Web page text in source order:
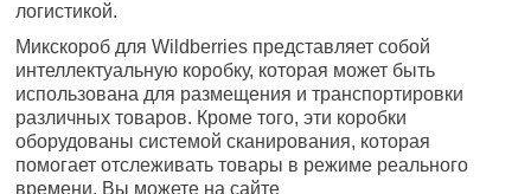
логистикой.
Микскороб для Wildberries представляет собой
интеллектуальную коробку, которая может быть
использована для размещения и транспортировки
различных товаров. Кроме того, эти коробки
оборудованы системой сканирования, которая
помогает отслеживать товары в режиме реального
времени. Вы можете на сайте